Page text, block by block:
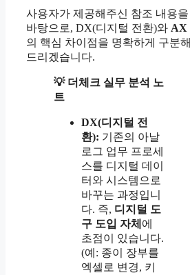
사용자가 제공해주신 참조 내용을
바탕으로, DX(디지털 전환)와 AX
의 핵심 차이점을 명확하게 구분해
드리겠습니다.
💡 더체크 실무 분석 노
트
DX(디지털 전
환): 기존의 아날
로그 업무 프로세
스를 디지털 데이
터와 시스템으로
바꾸는 과정입니
다. 즉, 디지털 도
구 도입 자체 에
초점이 있습니다.
(예: 종이 장부를
엑셀로 변경, 키